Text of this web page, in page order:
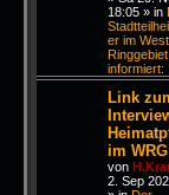
18:05 » in
er im
Ringgebiet
informiert:
Link
im WRG
von
2. Sep